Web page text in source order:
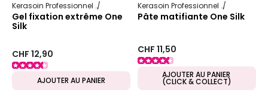
Kerasoin Professionnel
Gel fixation extrême One
Silk
CHF 12,90
AJOUTER AU PANIER
Kerasoin Professionnel
Pâte matifiante One Silk
CHF 11,50
AJOUTER AU PANIER
(CLICK & COLLECT)